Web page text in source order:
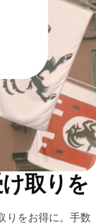
取りを
りをお得に。手数